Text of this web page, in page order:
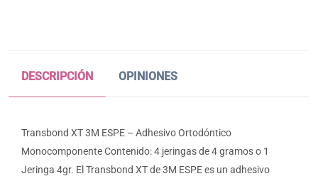
DESCRIPCIÓN OPINIONES
Transbond XT 3M ESPE – Adhesivo Ortodóntico
Monocomponente Contenido: 4 jeringas de 4 gramos o 1
Jeringa 4gr. El Transbond XT de 3M ESPE es un adhesivo